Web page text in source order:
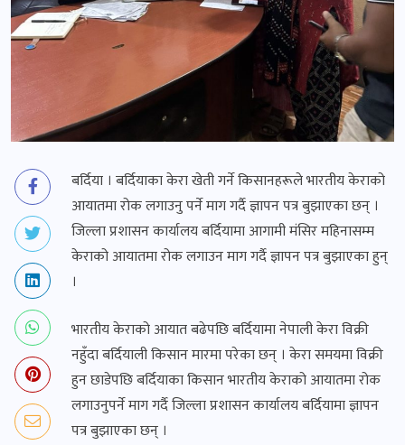
बर्दिया । बर्दियाका केरा खेती गर्ने किसानहरूले भारतीय केराको
आयातमा रोक लगाउनु पर्ने माग गर्दै ज्ञापन पत्र बुझाएका छन् ।
जिल्ला प्रशासन कार्यालय बर्दियामा आगामी मंसिर महिनासम्म
केराको आयातमा रोक लगाउन माग गर्दै ज्ञापन पत्र बुझाएका हुन्
।
भारतीय केराको आयात बढेपछि बर्दियामा नेपाली केरा विक्री
नहुँदा बर्दियाली किसान मारमा परेका छन् । केरा समयमा विक्री
हुन छाडेपछि बर्दियाका किसान भारतीय केराको आयातमा रोक
लगाउनुपर्ने माग गर्दै जिल्ला प्रशासन कार्यालय बर्दियामा ज्ञापन
पत्र बुझाएका छन् ।